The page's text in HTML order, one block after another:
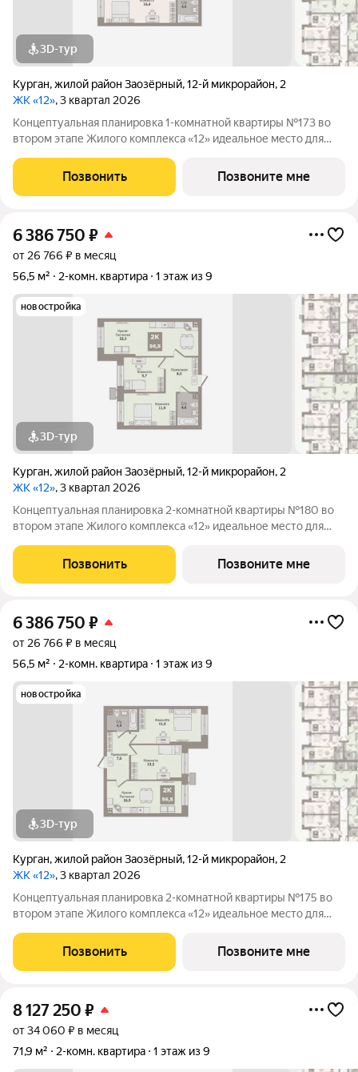
3D-тур
Курган,жилой район Заозёрный,12-й микрорайон, 2
ЖК «12», 3 квартал 2026
Концептуальная планировка 1-комнатной квартиры №173 во
втором этапе Жилого комплекса «12» идеальное место для
просторная кухня-гостиная (13м2), функциональная
гардеробная, . В квартире высокие
Позвонить Позвоните мне
6 386 750 ₽
от 26 766 ₽ в месяц
56,5 м²
2-комн. квартира 1 этаж из 9
новостройка
3D-тур
Курган,жилой район Заозёрный,12-й микрорайон, 2
ЖК «12», 3 квартал 2026
Концептуальная планировка 2-комнатной квартиры №180 во
втором этапе Жилого комплекса «12» идеальное место для
просторная кухня-гостиная (22,3м2), . В квартире высокие
потолки 3,3м., которые
Позвонить Позвоните мне
6 386 750 ₽
от 26 766 ₽ в месяц
56,5 м²
2-комн. квартира 1 этаж из 9
новостройка
3D-тур
Курган,жилой район Заозёрный,12-й микрорайон, 2
ЖК «12», 3 квартал 2026
Концептуальная планировка 2-комнатной квартиры №175 во
втором этапе Жилого комплекса «12» идеальное место для
просторная кухня-гостиная (16,9м2), . В квартире высокие
потолки 3,3м., которые
Позвонить Позвоните мне
8 127 250 ₽
от 34 060 ₽ в месяц
71,9 м²
2-комн. квартира 1 этаж из 9